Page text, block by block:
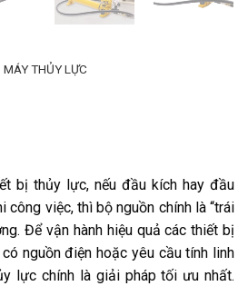
MÁY THỦY LỰC
bị thủy lực, nếu đầu kích hay đầu
công việc, thì bộ nguồn chính là “trái
Để vận hành hiệu quả các thiết bị
nguồn điện hoặc yêu cầu tính linh
lực chính là giải pháp tối ưu nhất.